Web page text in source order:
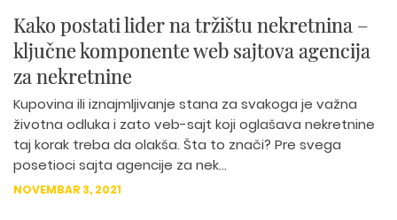
Kako postati lider na tržištu nekretnina –
ključne komponente web sajtova agencija
za nekretnine
Kupovina ili iznajmljivanje stana za svakoga je važna
životna odluka i zato veb-sajt koji oglašava nekretnine
taj korak treba da olakša. Šta to znači? Pre svega
posetioci sajta agencije za nek...
NOVEMBAR 3, 2021